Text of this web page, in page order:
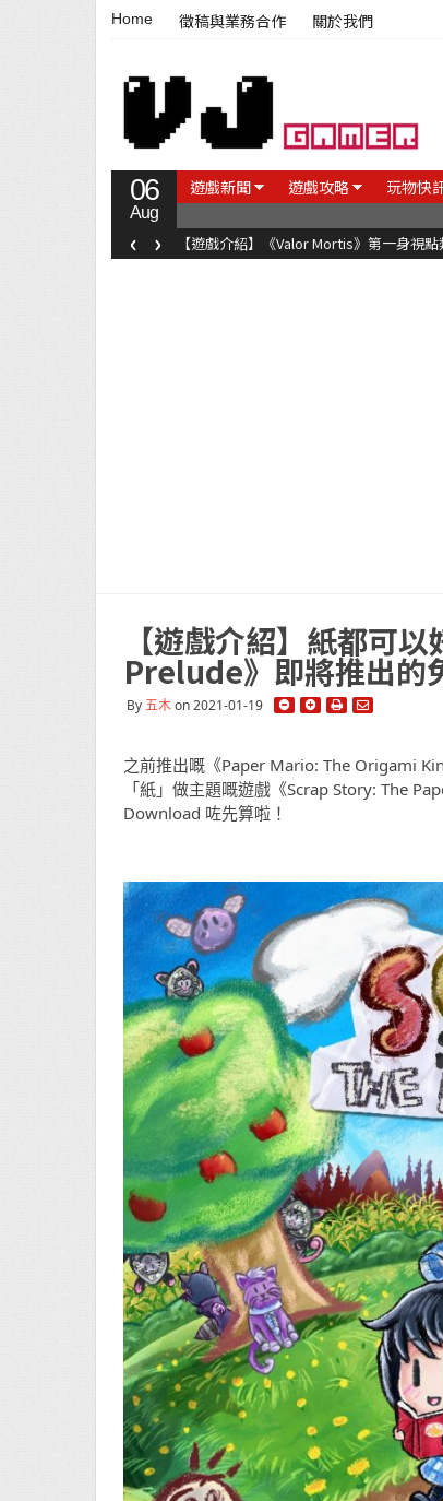
Home 徵稿與業務合作 關於我們
06
Aug
遊戲新聞 遊戲攻略 玩物快
【遊戲介紹】《Valor Mortis》第一身視
‹ ›
【遊戲介紹】紙都可
Prelude》即將推出的
By五木on 2021-01-19
之前推出嘅《Paper Mario: The Origami
「紙」做主題嘅遊戲《Scrap Story: The
Download 咗先算啦！